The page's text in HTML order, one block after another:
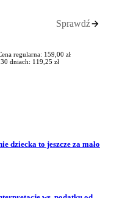
Sprawdź
regularna: 159,00 zł
dniach: 119,25 zł
dziecka to jeszcze za mało